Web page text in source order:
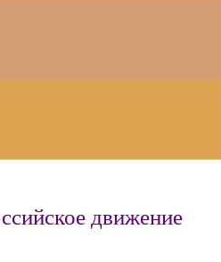
движение